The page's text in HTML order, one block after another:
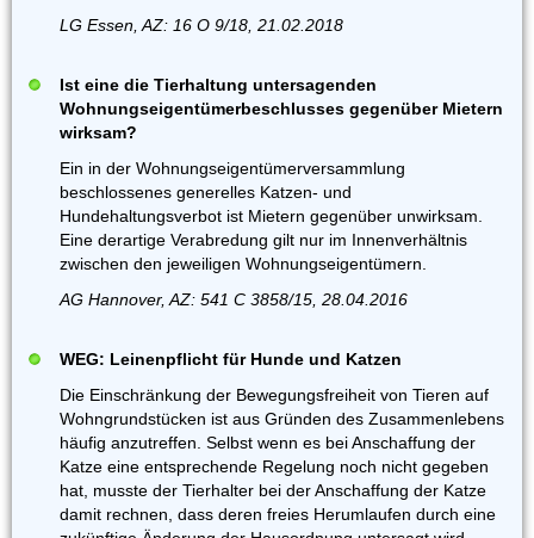
LG Essen, AZ: 16 O 9/18, 21.02.2018
Ist eine die Tierhaltung untersagenden
Wohnungseigentümerbeschlusses gegenüber Mietern
wirksam?
Ein in der Wohnungseigentümerversammlung
beschlossenes generelles Katzen- und
Hundehaltungsverbot ist Mietern gegenüber unwirksam.
Eine derartige Verabredung gilt nur im Innenverhältnis
zwischen den jeweiligen Wohnungseigentümern.
AG Hannover, AZ: 541 C 3858/15, 28.04.2016
WEG: Leinenpflicht für Hunde und Katzen
Die Einschränkung der Bewegungsfreiheit von Tieren auf
Wohngrundstücken ist aus Gründen des Zusammenlebens
häufig anzutreffen. Selbst wenn es bei Anschaffung der
Katze eine entsprechende Regelung noch nicht gegeben
hat, musste der Tierhalter bei der Anschaffung der Katze
damit rechnen, dass deren freies Herumlaufen durch eine